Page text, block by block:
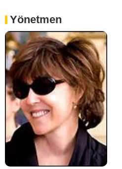
Yönetmen